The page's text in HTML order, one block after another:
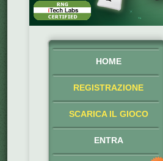
HOME
REGISTRAZIONE
SCARICA IL GIOCO
ENTRA